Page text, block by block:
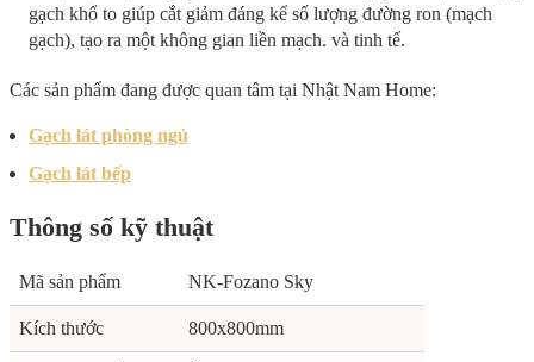
gạch khổ to giúp cắt giảm đáng kể số lượng đường ron (mạch
gạch), tạo ra một không gian liền mạch. và tinh tế.
Các sản phẩm đang được quan tâm tại Nhật Nam Home:
Gạch lát phòng ngủ
Gạch lát bếp
Thông số kỹ thuật
Mã sản phẩm NK-Fozano Sky
Kích thước 800x800mm